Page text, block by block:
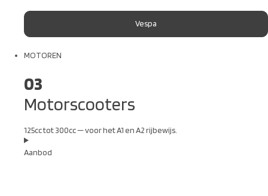
Vespa
MOTOREN
03
Motorscooters
125cc tot 300cc — voor het A1 en A2 rijbewijs.
Aanbod